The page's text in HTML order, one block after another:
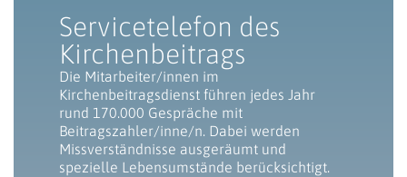
Servicetelefon des
Kirchenbeitrags
Die Mitarbeiter/innen im
Kirchenbeitragsdienst führen jedes Jahr
rund 170.000 Gespräche mit
Beitragszahler/inne/n. Dabei werden
Missverständnisse ausgeräumt und
spezielle Lebensumstände berücksichtigt.